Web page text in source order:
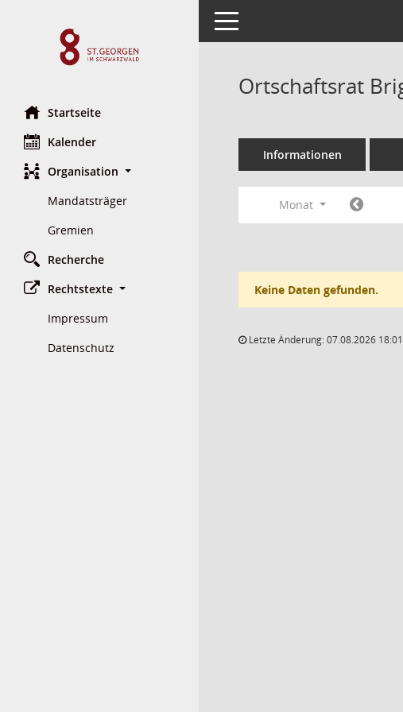
Startseite
Kalender
Organisation
Mandatsträger
Gremien
Recherche
Rechtstexte
Impressum
Datenschutz
Toggle navigation
Ortschaftsrat
Informationen
Monat
Keine Daten gefunden.
Letzte Änderung: 07.08.2026